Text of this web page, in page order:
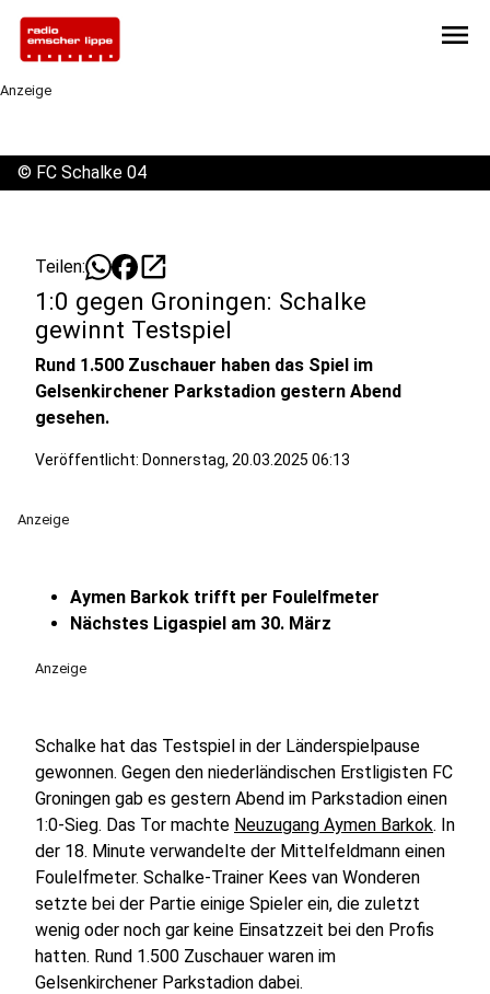
menu
Anzeige
© FC Schalke 04
Teilen: open_in_new
1:0 gegen Groningen: Schalke
gewinnt Testspiel
Rund 1.500 Zuschauer haben das Spiel im
Gelsenkirchener Parkstadion gestern Abend
gesehen.
Veröffentlicht: Donnerstag, 20.03.2025 06:13
Anzeige
Aymen Barkok trifft per Foulelfmeter
Nächstes Ligaspiel am 30. März
Anzeige
Schalke hat das Testspiel in der Länderspielpause
gewonnen. Gegen den niederländischen Erstligisten FC
Groningen gab es gestern Abend im Parkstadion einen
1:0-Sieg. Das Tor machte Neuzugang Aymen Barkok. In
der 18. Minute verwandelte der Mittelfeldmann einen
Foulelfmeter. Schalke-Trainer Kees van Wonderen
setzte bei der Partie einige Spieler ein, die zuletzt
wenig oder noch gar keine Einsatzzeit bei den Profis
hatten. Rund 1.500 Zuschauer waren im
Gelsenkirchener Parkstadion dabei.